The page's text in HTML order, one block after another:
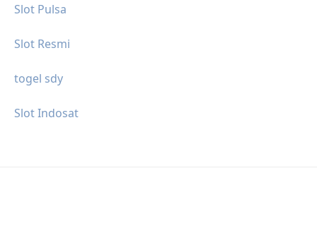
Slot Pulsa
Slot Resmi
togel sdy
Slot Indosat